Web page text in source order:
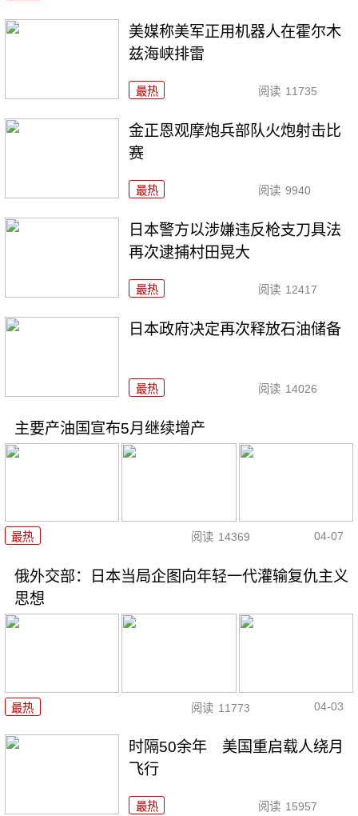
美媒称美军正用机器人在霍尔木
兹海峡排雷
最热 阅读 11735
金正恩观摩炮兵部队火炮射击比
赛
最热 阅读 9940
日本警方以涉嫌违反枪支刀具法
再次逮捕村田晃大
最热 阅读 12417
日本政府决定再次释放石油储备
最热 阅读 14026
主要产油国宣布5月继续增产
最热 阅读 14369 04-07
俄外交部：日本当局企图向年轻一代灌输复仇主义
思想
最热 阅读 11773 04-03
时隔50余年 美国重启载人绕月
飞行
最热 阅读 15957